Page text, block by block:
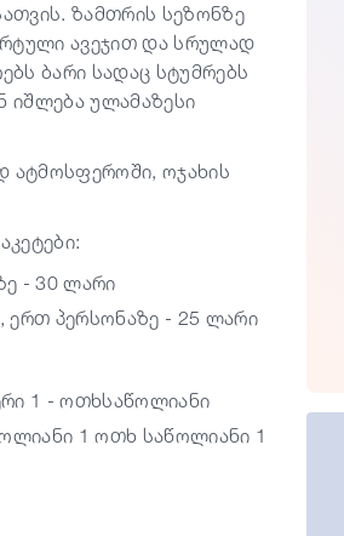
ზამთრის სეზონზე
ავეჯით და სრულად
ბარი სადაც სტუმრებს
იშლება ულამაზესი
ატმოსფეროში, ოჯახის
- 30 ლარი
ერთ პერსონაზე - 25 ლარი
1 - ოთხსაწოლიანი
1 ოთხ საწოლიანი 1